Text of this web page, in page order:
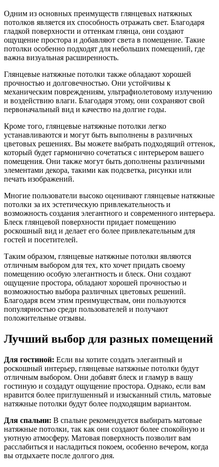
Одним из основных преимуществ глянцевых натяжных
потолков является их способность отражать свет. Благодаря
гладкой поверхности и оттенкам глянца, они создают
ощущение простора и добавляют света в помещение. Такие
потолки особенно подходят для небольших помещений, где
важна визуальная расширенность.
Глянцевые натяжные потолки также обладают хорошей
прочностью и долговечностью. Они устойчивы к
механическим повреждениям, ультрафиолетовому излучению
и воздействию влаги. Благодаря этому, они сохраняют свой
первоначальный вид и качество на долгие годы.
Кроме того, глянцевые натяжные потолки легко
устанавливаются и могут быть выполнены в различных
цветовых решениях. Вы можете выбрать подходящий оттенок,
который будет гармонично сочетаться с интерьером вашего
помещения. Они также могут быть дополнены различными
элементами декора, такими как подсветка, рисунки или
печать изображений.
Многие пользователи высоко оценивают глянцевые натяжные
потолки за их эстетическую привлекательность и
возможность создания элегантного и современного интерьера.
Блеск глянцевой поверхности придает помещению
роскошный вид и делает его более привлекательным для
гостей и посетителей.
Таким образом, глянцевые натяжные потолки являются
отличным выбором для тех, кто хочет придать своему
помещению особую элегантность и блеск. Они создают
ощущение простора, обладают хорошей прочностью и
возможностью выбора различных цветовых решений.
Благодаря всем этим преимуществам, они пользуются
популярностью среди пользователей и получают
положительные отзывы.
Лучший выбор для разных помещений
Для гостиной: Если вы хотите создать элегантный и
роскошный интерьер, глянцевые натяжные потолки будут
отличным выбором. Они добавят блеск и гламур в вашу
гостиную и создадут ощущение простора. Однако, если вам
нравится более приглушенный и изысканный стиль, матовые
натяжные потолки будут более подходящим вариантом.
Для спальни: В спальне рекомендуется выбирать матовые
натяжные потолки, так как они создают более спокойную и
уютную атмосферу. Матовая поверхность позволит вам
расслабиться и насладиться покоем, особенно вечером, когда
вы отдыхаете после долгого дня.